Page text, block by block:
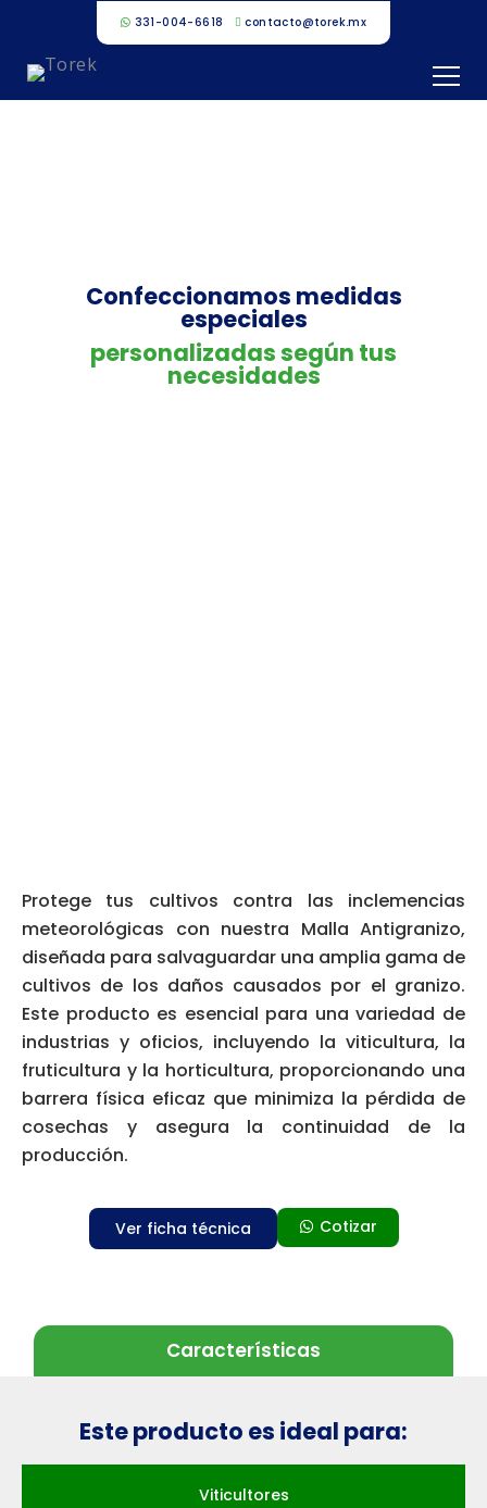
331-004-6618 contacto@torek.mx
Confeccionamos medidas
especiales
personalizadas según tus
necesidades
Protege tus cultivos contra las inclemencias
meteorológicas con nuestra Malla Antigranizo,
diseñada para salvaguardar una amplia gama de
cultivos de los daños causados por el granizo.
Este producto es esencial para una variedad de
industrias y oficios, incluyendo la viticultura, la
fruticultura y la horticultura, proporcionando una
barrera física eficaz que minimiza la pérdida de
cosechas y asegura la continuidad de la
producción.
Ver ficha técnica Cotizar
Características
Este producto es ideal para:
Viticultores